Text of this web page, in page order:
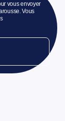
vous envoyer
Vous